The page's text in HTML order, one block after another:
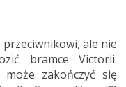
ale nie
bramce Victorii.
zakończyć się